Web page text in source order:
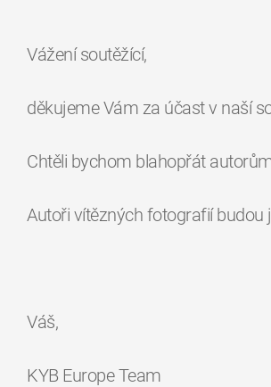
Vážení soutěžící,
děkujeme Vám za účast v naší
Chtěli bychom blahopřát
Autoři vítězných fotografií
Váš,
KYB Europe Team